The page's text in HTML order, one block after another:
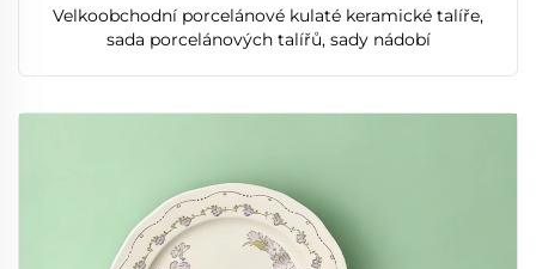
Velkoobchodní porcelánové kulaté keramické talíře,
sada porcelánových talířů, sady nádobí